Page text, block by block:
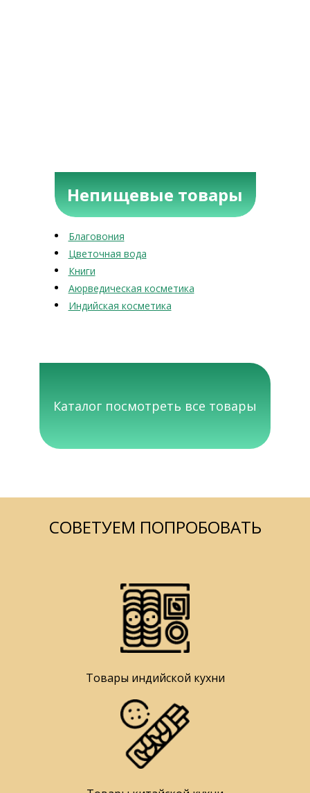
Непищевые товары
Благовония
Цветочная вода
Книги
Аюрведическая косметика
Индийская косметика
Каталог посмотреть все товары
СОВЕТУЕМ ПОПРОБОВАТЬ
Товары индийской кухни